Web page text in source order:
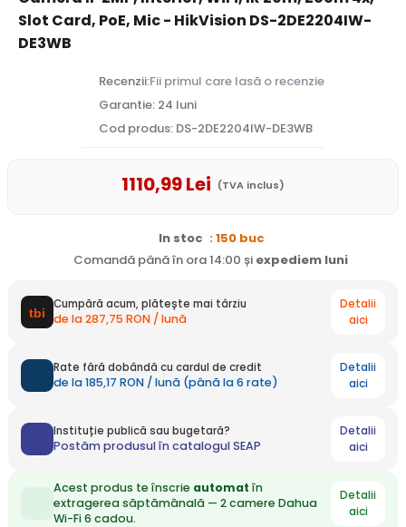
Slot Card, PoE, Mic - HikVision DS-2DE2204IW-
DE3WB
Recenzii:Fii primul care lasă o recenzie
Garantie: 24 luni
Cod produs: DS-2DE2204IW-DE3WB
1110,99Lei (TVA inclus)
In stoc : 150 buc
Comandă până în ora 14:00 și expediem luni
Cumpără acum, plătește mai târziu
de la 287,75 RON / lună
Detalii
aici
Rate fără dobândă cu cardul de credit
de la 185,17 RON / lună (până la 6 rate)
Detalii
aici
Instituție publică sau bugetară?
Postăm produsul în catalogul SEAP
Detalii
aici
Acest produs te înscrie automat în
extragerea săptămânală — 2 camere Dahua
Wi-Fi 6 cadou.
Detalii
aici